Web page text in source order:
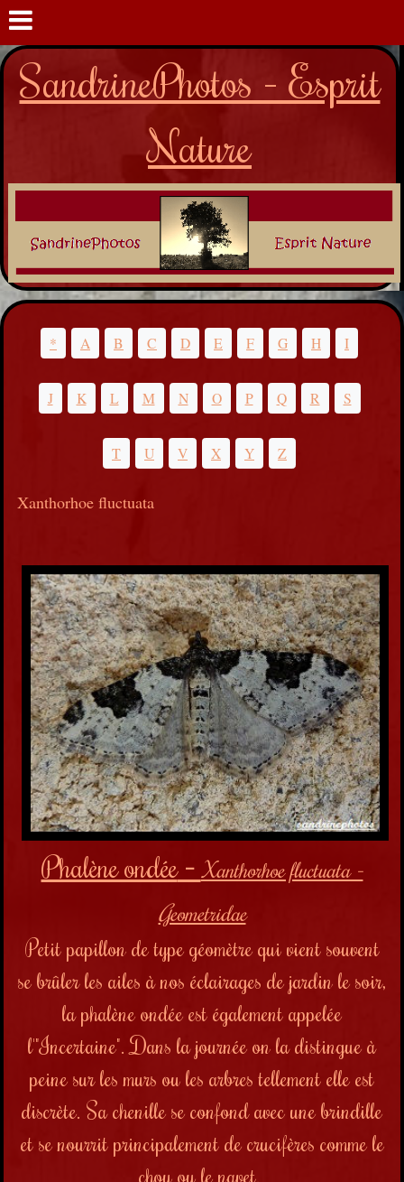
SandrinePhotos - Esprit
Nature
* A B C D E F G H I
J K L M N O P Q R S
T U V X Y Z
Xanthorhoe fluctuata
Phalène ondée- Xanthorhoe fluctuata -
Geometridae
Petit papillon de type géomètre qui vient souvent
se brûler les ailes à nos éclairages de jardin le soir,
la phalène ondée est également appelée
l'"Incertaine". Dans la journée on la distingue à
peine sur les murs ou les arbres tellement elle est
discrète. Sa chenille se confond avec une brindille
et se nourrit principalement de crucifères comme le
chou oule navet.